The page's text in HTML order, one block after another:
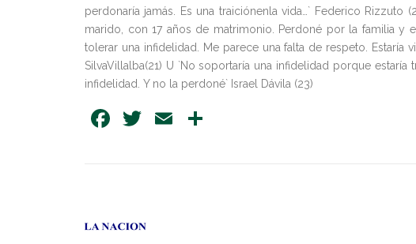
perdonaría jamás. Es una traiciónenla vida…` Federico
marido, con 17 años de matrimonio. Perdoné por la familia y
tolerar una infidelidad. Me parece una falta de respeto.
SilvaVillalba(21) U `No soportaría una infidelidad porque
infidelidad. Y no la perdoné` Israel Dávila (23)
Facebook
Twitter
Email